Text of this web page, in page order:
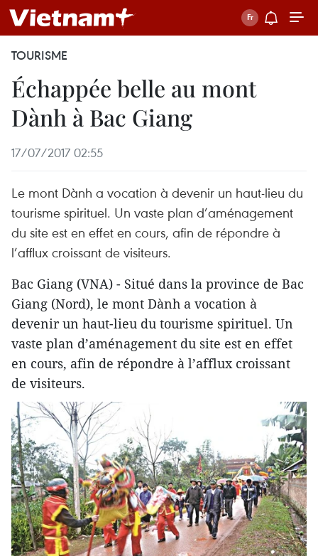
TOURISME
Échappée belle au mont
Dành à Bac Giang
17/07/2017 02:55
Le mont Dành a vocation à devenir un haut-lieu du
tourisme spirituel. Un vaste plan d’aménagement
du site est en effet en cours, afin de répondre à
l’afflux croissant de visiteurs.
Bac Giang (VNA) - Situé dans la province de Bac
Giang (Nord), le mont Dành a vocation à
devenir un haut-lieu du tourisme spirituel. Un
vaste plan d’aménagement du site est en effet
en cours, afin de répondre à l’afflux croissant
de visiteurs.